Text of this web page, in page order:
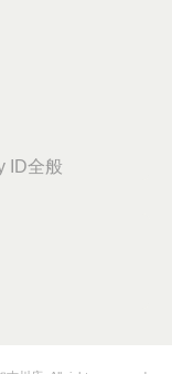
ID全般